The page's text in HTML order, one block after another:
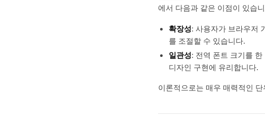
에서 다음과 같은 이점이 있습
확장성: 사용자가 브라우저
를 조절할 수 있습니다.
일관성: 전역 폰트 크기를
디자인 구현에 유리합니다.
이론적으로는 매우 매력적인